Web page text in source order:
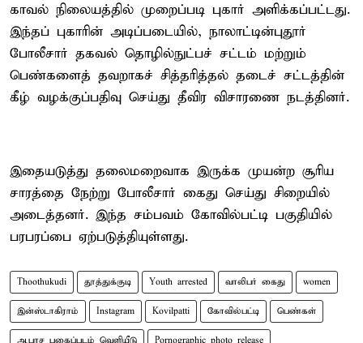
காவல் நிலையத்தில் முறைப்படி புகார் அளிக்கப்பட்டது.
இந்தப் புகாரின் அடிப்படையில், நாலாட்டின்புதூர்
போலீசார் தகவல் தொழில்நுட்பச் சட்டம் மற்றும்
பெண்களைத் தவறாகச் சித்தரித்தல் தடைச் சட்டத்தின்
கீழ் வழக்குப்பதிவு செய்து தீவிர விசாரணை நடத்தினர்.
இதையடுத்து தலைமறைவாக இருக்க முயன்ற சூரிய
சாரத்தை நேற்று போலீசார் கைது செய்து சிறையில்
அடைத்தனர். இந்த சம்பவம் கோவில்பட்டி பகுதியில்
பரபரப்பை ஏற்படுத்தியுள்ளது.
Thoothukudi தூத்துக்குடி Youth arrested வாலிபர் கைது women
இன்ஸ்டாகிராம் Instagram Kovilpatti கோவில்பட்டி பெண்கள்
ஆபாச புகைப்படம் வெளியீடு Pornographic photo release